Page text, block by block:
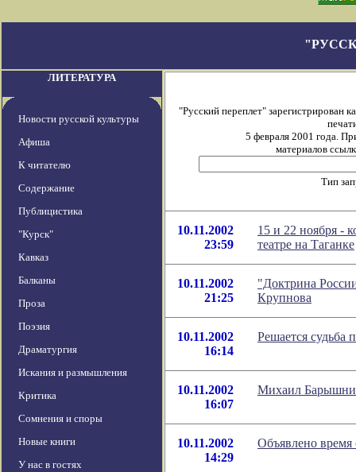
ЛИТЕРАТУРА
Новости русской культуры
Афиша
К читателю
Содержание
Публицистика
"Курск"
Кавказ
Балканы
Проза
Поэзия
Драматургия
Искания и размышления
Критика
Сомнения и споры
Новые книги
У нас в гостях
"Русский переплет" зарегистрирован
5 февраля 2001 года.
материалов
Тип
10.11.2002
23:59
15 и 22 ноября -
театре на Таганке
10.11.2002
21:25
"Доктрина
Крупнова
10.11.2002
16:14
Решается судьба
10.11.2002
16:07
Михаил
10.11.2002
14:29
Объявлено время